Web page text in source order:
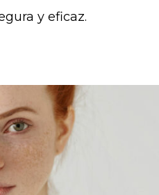
y eficaz.